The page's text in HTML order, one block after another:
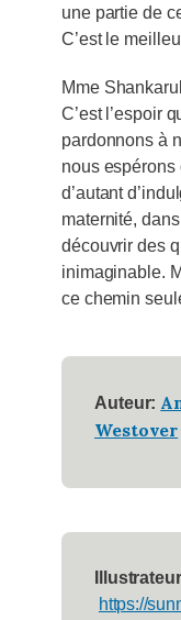
une partie de
C’est le
Mme
C’est l’espoir
pardonnons à
nous espérons
d’autant
maternité,
découvrir des
inimaginable.
ce chemin
Auteur:
Westover
https://